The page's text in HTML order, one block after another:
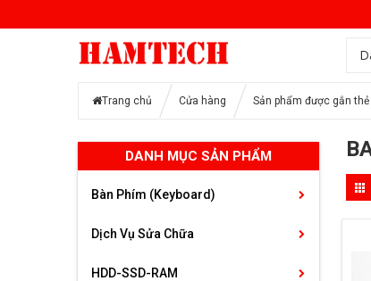
Trang chủ Cửa hàng Sản phẩm được gắn
DANH MỤC SẢN PHẨM
Bàn Phím (Keyboard)
Dịch Vụ Sửa Chữa
HDD-SSD-RAM